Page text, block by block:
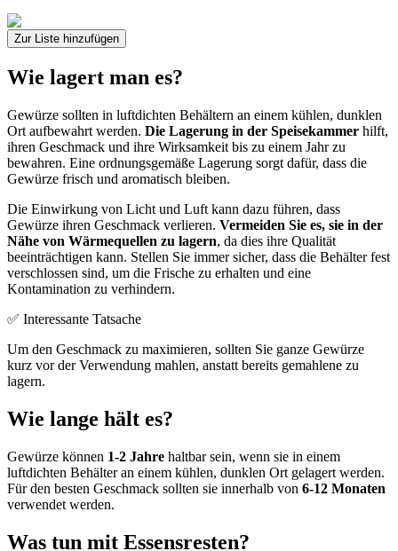
Zur Liste hinzufügen
Wie lagert man es?
Gewürze sollten in luftdichten Behältern an einem kühlen, dunklen
Ort aufbewahrt werden. Die Lagerung in der Speisekammer hilft,
ihren Geschmack und ihre Wirksamkeit bis zu einem Jahr zu
bewahren. Eine ordnungsgemäße Lagerung sorgt dafür, dass die
Gewürze frisch und aromatisch bleiben.
Die Einwirkung von Licht und Luft kann dazu führen, dass
Gewürze ihren Geschmack verlieren. Vermeiden Sie es, sie in der
Nähe von Wärmequellen zu lagern, da dies ihre Qualität
beeinträchtigen kann. Stellen Sie immer sicher, dass die Behälter fest
verschlossen sind, um die Frische zu erhalten und eine
Kontamination zu verhindern.
✅ Interessante Tatsache
Um den Geschmack zu maximieren, sollten Sie ganze Gewürze
kurz vor der Verwendung mahlen, anstatt bereits gemahlene zu
lagern.
Wie lange hält es?
Gewürze können 1-2 Jahre haltbar sein, wenn sie in einem
luftdichten Behälter an einem kühlen, dunklen Ort gelagert werden.
Für den besten Geschmack sollten sie innerhalb von 6-12 Monaten
verwendet werden.
Was tun mit Essensresten?